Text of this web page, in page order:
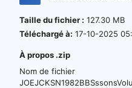
Taille du fichier : 127.30 MB
Téléchargé à: 17-10-2025
À propos .zip
Nom de fichier